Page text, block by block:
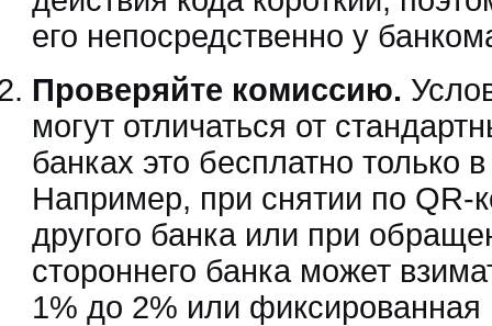
его непосредственно у
Проверяйте комиссию.
могут отличаться от
банках это бесплатно только
Например, при снятии по QR-
другого банка или при
стороннего банка может
1% до 2% или